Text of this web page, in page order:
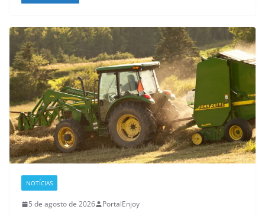
NOTÍCIAS
5 de agosto de 2026 PortalEnjoy